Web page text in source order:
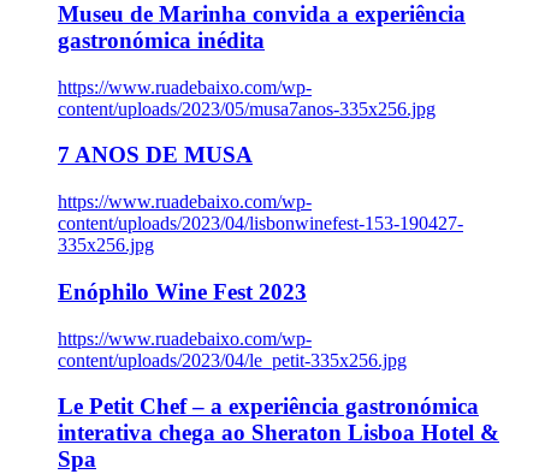
Museu de Marinha convida a experiência
gastronómica inédita
https://www.ruadebaixo.com/wp-
content/uploads/2023/05/musa7anos-335x256.jpg
7 ANOS DE MUSA
https://www.ruadebaixo.com/wp-
content/uploads/2023/04/lisbonwinefest-153-190427-
335x256.jpg
Enóphilo Wine Fest 2023
https://www.ruadebaixo.com/wp-
content/uploads/2023/04/le_petit-335x256.jpg
Le Petit Chef – a experiência gastronómica
interativa chega ao Sheraton Lisboa Hotel &
Spa